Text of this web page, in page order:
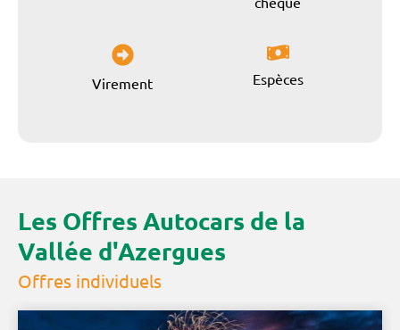
Virement Espèces
Les Offres Autocars de la
Vallée d'Azergues
Offres individuels